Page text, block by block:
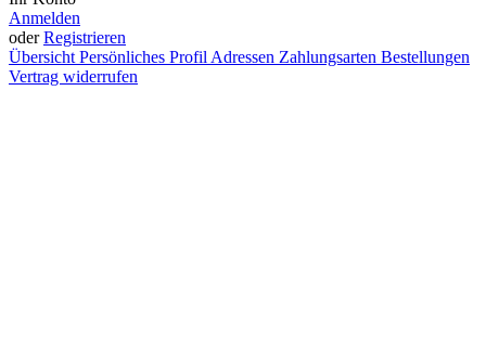
Anmelden
oderRegistrieren
Übersicht Persönliches Profil Adressen Zahlungsarten Bestellungen
Vertrag widerrufen